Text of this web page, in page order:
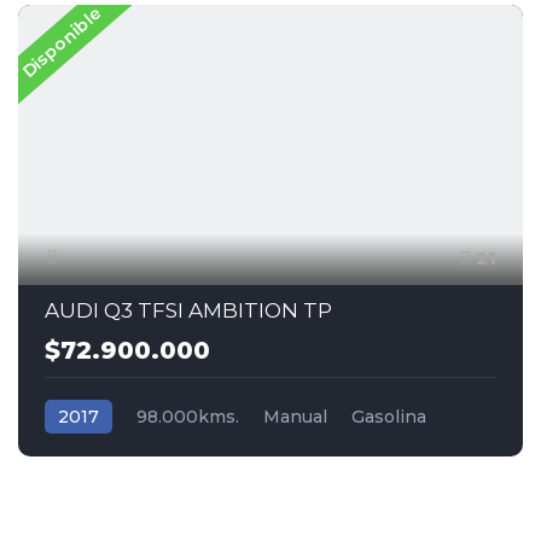
Disponible
21
AUDI Q3 TFSI AMBITION TP
$72.900.000
2017 98.000kms. Manual
Gasolina